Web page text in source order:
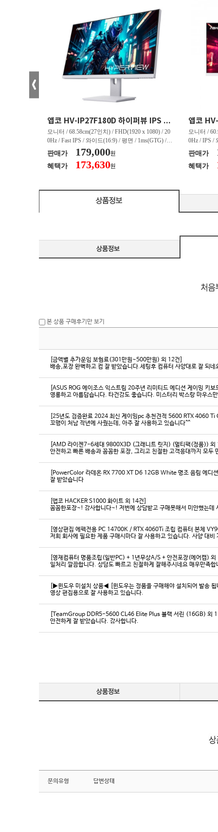
앱코 HV-IP27F180D 하이퍼뷰 IPS FHD 200 HDR 무결점
모니터 / 68.58cm(27인치) / FHD(1920 x 1080) / 20
0Hz / Fast IPS / 와이드(16:9) / 평면 / 1ms(GTG) / 3
50nit / 1,000:1 / 헤드폰 아웃 / LED 조명 / 틸트(상
하) / 6kg / [색상영역] / sRGB:128% / Adobe RGB:8
5% / DCI-P3:91% / NTSC:90% / [게임특화] / 조준
판매가 179,000원
혜택가 173,630원
모니터 /
0Hz / IPS /
50nit /
하) / 4.9kg
80% / DCI-
판매가
혜택가
본 상품 구매후기만 보기
[금액별 추가운임 보험료(301만원~500만원) 외 12건]
배송,포장 완벽하고 컴 잘 받았습니다.세팅후 컴퓨터 사양대로 잘 되
[ASUS ROG 에이조스 익스트림 20주년 리미티드 에디션 게이밍 키
영롱하고 아름답습니다. 타건감도 좋습니다. 미스터리 박스랑 마우스
[25년도 검증완료 2024 최신 게이밍pc 추천견적 5600 RTX 4060
꼬맹이 처남 작년에 사줬는데, 아주 잘 사용하고 있습니다^^
[AMD 라이젠7-6세대 9800X3D (그래니트 릿지) (멀티팩(정품)) 외
[PowerColor 라데온 RX 7700 XT D6 12GB White 명조 음림 에디
잘 받았습니다
[앱코 HACKER S1000 화이트 외 14건]
꼼꼼한포장~! 감사합니다~! 저번에 상담받고 구매못해서 미안했는
[영상편집 에펙전용 PC 14700K / RTX 4060Ti 조립 컴퓨터 본체
[영재컴퓨터 명품조립(일반PC) + 1년무상A/S + 안전포장(에어캡)
일처리 깔끔합니다. 상담도 빠르고 친절하게 잘해주시네요 매우만족
[▶윈도우 미설치 상품◀ [윈도우는 정품을 구매해야 설치되어 발송
영상 편집용으로 잘 사용하고 있습니다.
[TeamGroup DDR5-5600 CL46 Elite Plus 블랙 서린 (16GB) 외
안전하게 잘 받았습니다. 감사합니다.
문의유형 답변상태